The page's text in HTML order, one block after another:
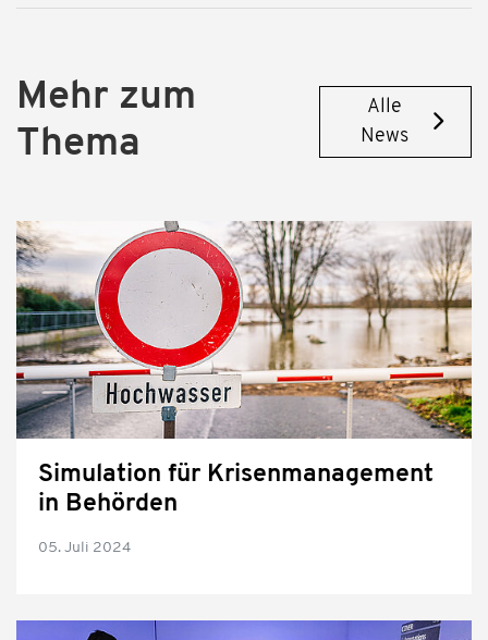
Mehr zum
Thema
Alle
News
Simulation für Krisenmanagement
in Behörden
05. Juli 2024